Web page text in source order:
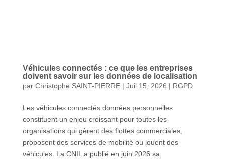
Véhicules connectés : ce que les entreprises
doivent savoir sur les données de localisation
par Christophe SAINT-PIERRE| Juil 15, 2026 | RGPD
Les véhicules connectés données personnelles
constituent un enjeu croissant pour toutes les
organisations qui gèrent des flottes commerciales,
proposent des services de mobilité ou louent des
véhicules. La CNIL a publié en juin 2026 sa